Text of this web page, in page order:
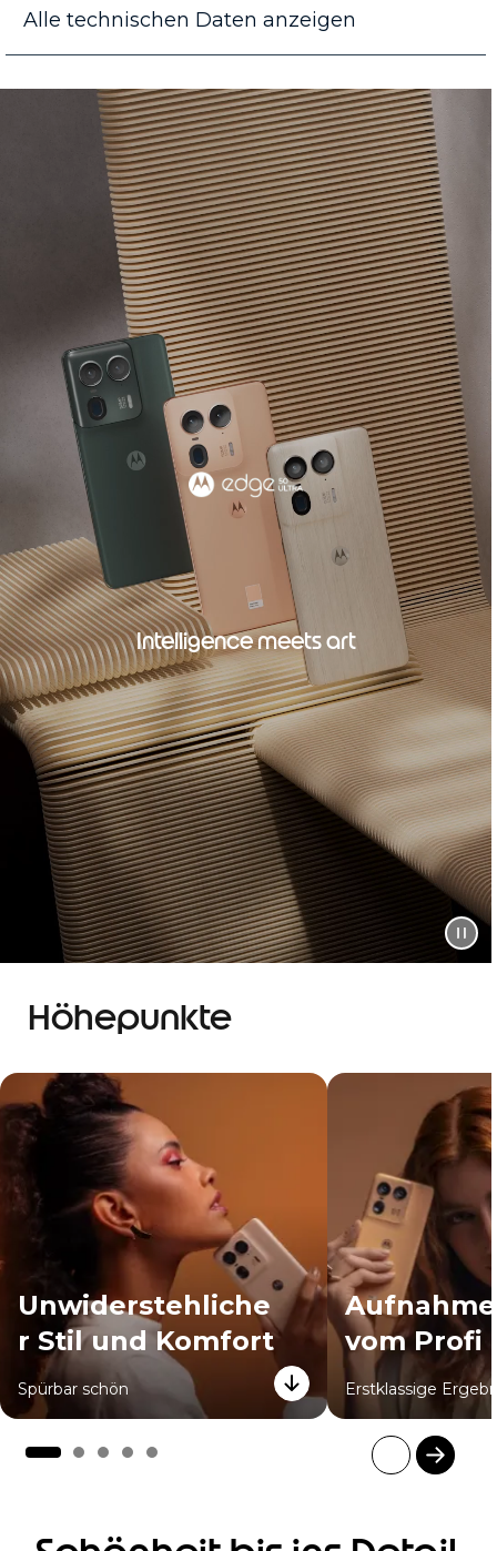
Alle technischen Daten anzeigen
Intelligence meets art
Höhepunkte
Unwiderstehliche
r Stil und Komfort
Spürbar schön
vom Profi
Erstklassige